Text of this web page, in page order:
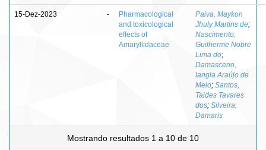
15-Dez-2023 -
Pharmacological
and toxicological
effects of
Amaryllidaceae
Paiva, Maykon
Jhuly Martins de;
Nascimento,
Guilherme Nobre
Lima do;
Damasceno,
Iangla Araújo de
Melo; Santos,
Taides Tavares
dos; Silveira,
Damaris
Mostrando resultados 1 a 10 de 10